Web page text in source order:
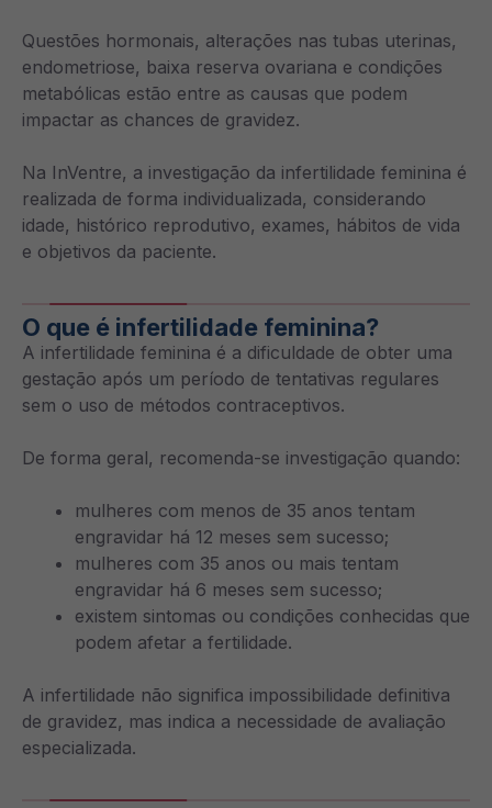
Questões hormonais, alterações nas tubas uterinas,
endometriose, baixa reserva ovariana e condições
metabólicas estão entre as causas que podem
impactar as chances de gravidez.
Na InVentre, a investigação da infertilidade feminina é
realizada de forma individualizada, considerando
idade, histórico reprodutivo, exames, hábitos de vida
e objetivos da paciente.
O que é infertilidade feminina?
A infertilidade feminina é a dificuldade de obter uma
gestação após um período de tentativas regulares
sem o uso de métodos contraceptivos.
De forma geral, recomenda-se investigação quando:
mulheres com menos de 35 anos tentam
engravidar há 12 meses sem sucesso;
mulheres com 35 anos ou mais tentam
engravidar há 6 meses sem sucesso;
existem sintomas ou condições conhecidas que
podem afetar a fertilidade.
A infertilidade não significa impossibilidade definitiva
de gravidez, mas indica a necessidade de avaliação
especializada.